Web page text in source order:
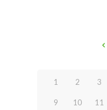
1 2 3
9 10 11